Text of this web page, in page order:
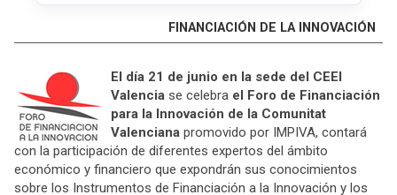
FINANCIACIÓN DE LA INNOVACIÓN
El día 21 de junio en la sede del CEEI
Valencia se celebra el Foro de Financiación
para la Innovación de la Comunitat
Valenciana promovido por IMPIVA, contará
con la participación de diferentes expertos del ámbito
económico y financiero que expondrán sus conocimientos
sobre los Instrumentos de Financiación a la Innovación y los